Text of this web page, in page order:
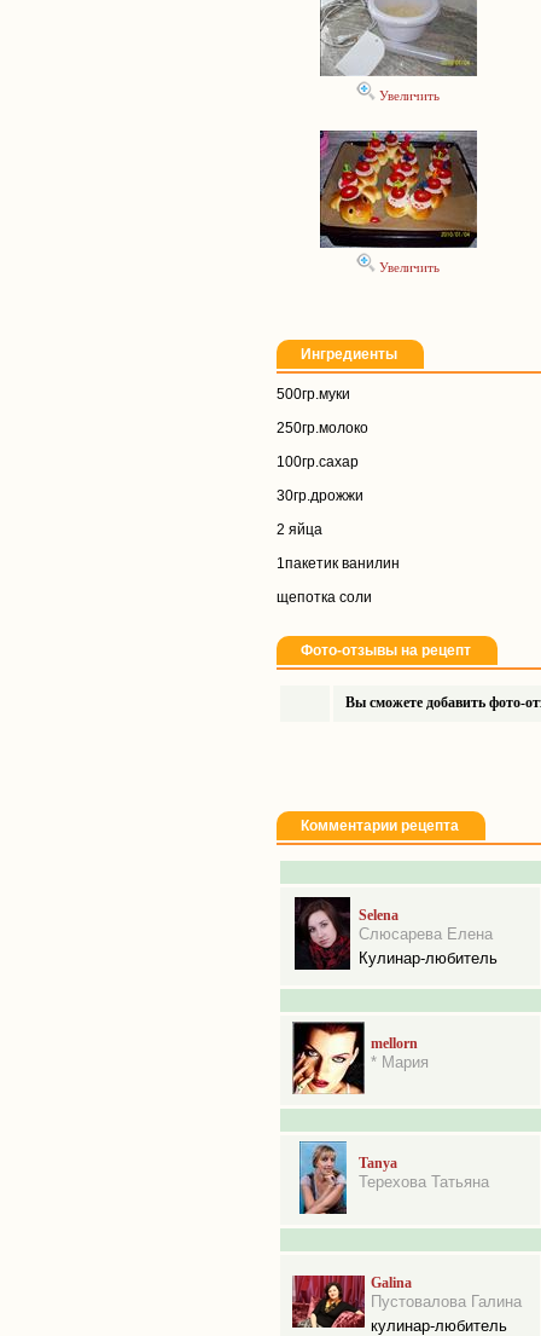
Увеличить
Увеличить
Ингредиенты
500гр.муки
250гр.молоко
100гр.сахар
30гр.дрожжи
2 яйца
1пакетик ванилин
щепотка соли
Фото-отзывы на рецепт
Вы сможете добавить фото-
Комментарии рецепта
Selena
Слюсарева Елена
Кулинар-любитель
mellorn
* Мария
Tanya
Терехова Татьяна
Galina
Пустовалова Галина
кулинар-любитель